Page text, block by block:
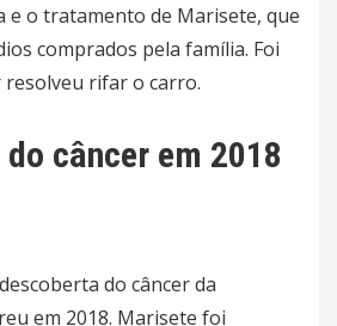
e o tratamento de Marisete, que
comprados pela família. Foi
rifar o carro.
câncer em 2018
do câncer da
em 2018. Marisete foi